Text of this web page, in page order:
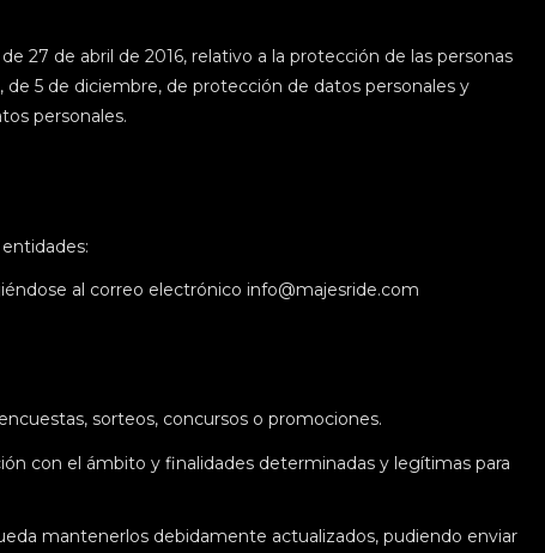
27 de abril de 2016, relativo a la protección de las personas
5 de diciembre, de protección de datos personales y
personales.
al correo electrónico info@majesride.com
sorteos, concursos o promociones.
con el ámbito y finalidades determinadas y legítimas para
mantenerlos debidamente actualizados, pudiendo enviar